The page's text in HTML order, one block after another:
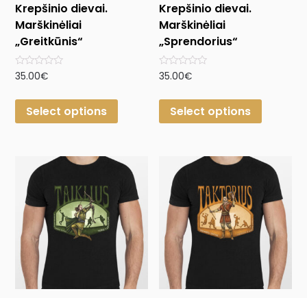
Krepšinio dievai.
Marškinėliai
„Greitkūnis“
Rated
0
of
35.00€
Select options
Krepšinio dievai.
Marškinėliai
„Sprendorius“
Rated
0
of
35.00€
Select options